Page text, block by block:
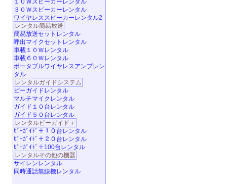
１０Ｗスピーカーレンタル
３０Ｗスピーカーレンタル
ワイヤレススピーカーレンタル2
レンタル簡易放送
簡易放送セットレンタル
呼出マイクセットレンタル
車載１０Ｗレンタル
車載６０Ｗレンタル
ポータブルワイヤレスアンプレン
タル
レンタルガイドシステム
ビーガイドレンタル
マルチマイクレンタル
ガイド１０台レンタル
ガイド５０台レンタル
レンタルビーガイド＋
ﾋﾞｰｶﾞｲﾄﾞ＋１０台レンタル
ﾋﾞｰｶﾞｲﾄﾞ＋２０台レンタル
ﾋﾞｰｶﾞｲﾄﾞ＋100台レンタル
レンタルその他の機器
サイレンレンタル
同時通話無線機レンタル